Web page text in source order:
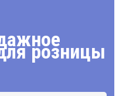
розницы